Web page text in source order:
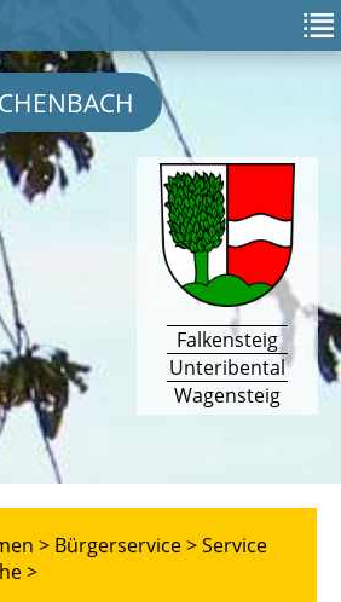
Falkensteig
Unteribental
Wagensteig
> Bürgerservice >Service
>